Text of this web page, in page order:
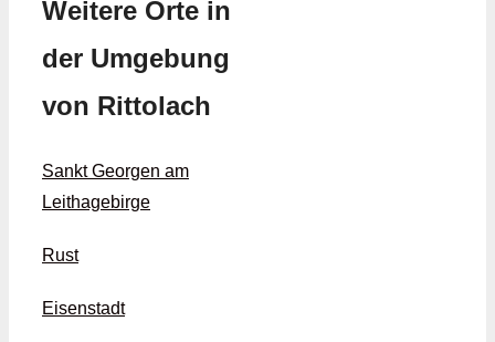
Weitere Orte in
der Umgebung
von Rittolach
Sankt Georgen am
Leithagebirge
Rust
Eisenstadt